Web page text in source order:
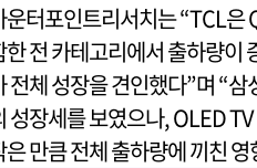
운터포인트리서치는 “TCL은
한 전 카테고리에서 출하량이
전체 성장을 견인했다”며 “
성장세를 보였으나, OLED
은 만큼 전체 출하량에 끼친